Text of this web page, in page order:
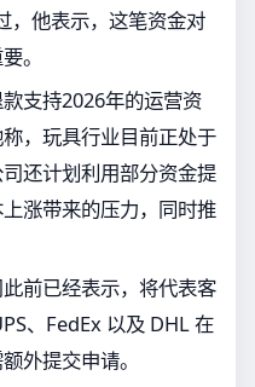
，他表示，这笔资金对
。
支持2026年的运营资
，玩具行业目前正处于
还计划利用部分资金提
涨带来的压力，同时推
前已经表示，将代表客
、FedEx 以及 DHL 在
外提交申请。